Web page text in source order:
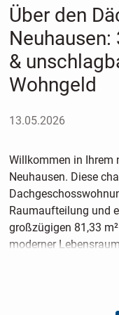
Über den
&
Wohngeld
13.05.2026
Willkommen in Ihrem
Neuhausen. Diese
Raumaufteilung und
großzügigen 81,33
moderner
Herzstück der
direkt in die ca. 6 m²